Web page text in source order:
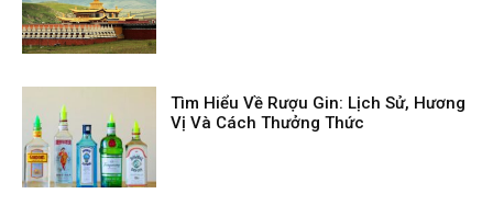
Tìm Hiểu Về Rượu Gin: Lịch Sử, Hương
Vị Và Cách Thưởng Thức